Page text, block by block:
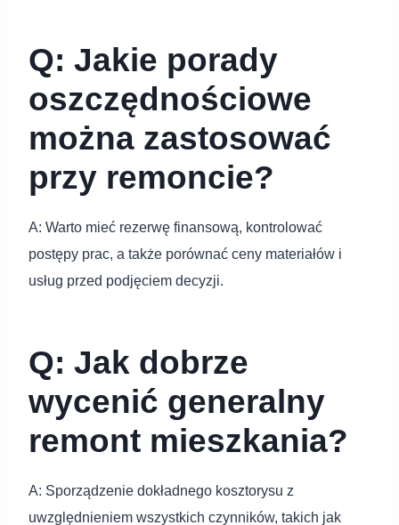
Q: Jakie porady
oszczędnościowe
można zastosować
przy remoncie?
A: Warto mieć rezerwę finansową, kontrolować
postępy prac, a także porównać ceny materiałów i
usług przed podjęciem decyzji.
Q: Jak dobrze
wycenić generalny
remont mieszkania?
A: Sporządzenie dokładnego kosztorysu z
uwzględnieniem wszystkich czynników, takich jak